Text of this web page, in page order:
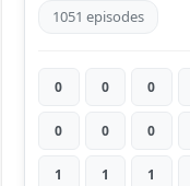
1051 episodes
0 0 0
0 0 0
1 1 1